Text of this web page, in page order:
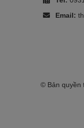
Email:
© Bản quyền